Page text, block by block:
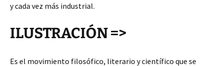
y cada vez más industrial.
ILUSTRACIÓN =>
Es el movimiento filosófico, literario y científico que se